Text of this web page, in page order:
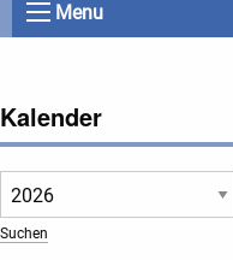
Menu
Kalender